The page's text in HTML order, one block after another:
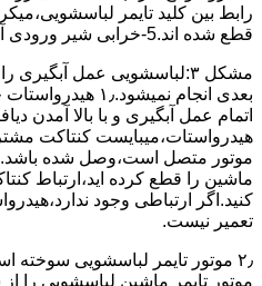
راﺑﻂ ﺑﯿﻦ ﮐﻠﯿﺪ ﺗﺎﯾﻤﺮ
ﻗﻄﻊ ﺷﺪه اند.5-خرابی شیر ورودی آب
مشکل ۳:لباسشویی ﻋﻤﻞ آﺑﮕﯿﺮی
ﺑﻌﺪی اﻧﺠﺎم
اﺗﻤﺎم عمل آﺑﮕﯿﺮی و ﺑﺎ ﺑﺎﻻ آﻣﺪن
ﻣﻮﺗﻮر ﻣﺘﺼﻞ اﺳﺖ،وﺻﻞ ﺷﺪه
ﻣﺎﺷﯿﻦ را ﻗﻄﻊ کرده اید،ارﺗﺒﺎط
کنید.اﮔﺮ ارﺗﺒﺎطی وجود
ﺗﻌﻤﯿﺮ نیست.
۲٫ ﻣﻮﺗﻮر ﺗﺎﯾﻤﺮ لباسشویی
ﻣﻮﺗﻮر ﺗﺎﯾﻤﺮ ماشین لباسشویی را